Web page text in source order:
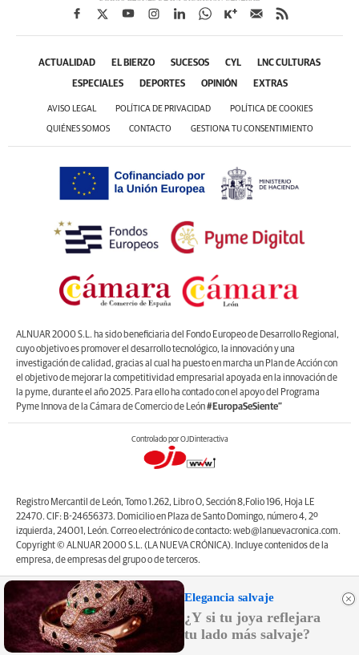
ACTUALIDAD EL BIERZO SUCESOS CYL LNC CULTURAS
ESPECIALES DEPORTES OPINIÓN EXTRAS
AVISO LEGAL POLÍTICA DE PRIVACIDAD POLÍTICA DE COOKIES
QUIÉNES SOMOS CONTACTO GESTIONA TU CONSENTIMIENTO
ALNUAR 2000 S.L. ha sido beneficiaria del Fondo Europeo de Desarrollo Regional,
cuyo objetivo es promover el desarrollo tecnológico, la innovación y una
investigación de calidad, gracias al cual ha puesto en marcha un Plan de Acción con
el objetivo de mejorar la competitividad empresarial apoyada en la innovación de
la pyme, durante el año 2025. Para ello ha contado con el apoyo del Programa
Pyme Innova de la Cámara de Comercio de León#EuropaSeSiente”
Controlado por OJDinteractiva
Registro Mercantil de León, Tomo 1.262, Libro O, Sección 8,Folio 196, Hoja LE
22470. CIF: B-24656373. Domicilio en Plaza de Santo Domingo, número 4, 2º
izquierda, 24001, León. Correo electrónico de contacto: web@lanuevacronica.com.
Copyright © ALNUAR 2000 S.L. (LA NUEVA CRÓNICA). Incluye contenidos de la
empresa, de empresas del grupo o de terceros.
Elegancia salvaje
¿Y si tu joya reflejara
tu lado más salvaje?